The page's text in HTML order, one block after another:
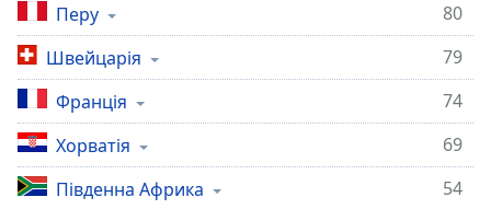
Перу
80
Швейцарія
79
Франція
74
Хорватія
69
Південна Африка
54